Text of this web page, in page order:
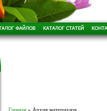
Главная » Архив материалов